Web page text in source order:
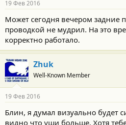
н
с
т
и
19 Фев 2016
Может сегодня вечером задние
проводкой не мудрил. На это
корректно работало.
Zhuk
Well-Known Member
19 Фев 2016
Блин, я думал визуально будет
видно что уши больше. Хотя